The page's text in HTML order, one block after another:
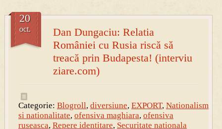
Dan Dungaciu: Relatia
României cu Rusia riscă să
treacă prin Budapesta! (interviu
ziare.com)
20
oct.
Categorie: Blogroll, diversiune, EXPORT, Nationalism
si nationalitate, ofensiva maghiara, ofensiva
ruseasca, Repere identitare, Securitate nationala